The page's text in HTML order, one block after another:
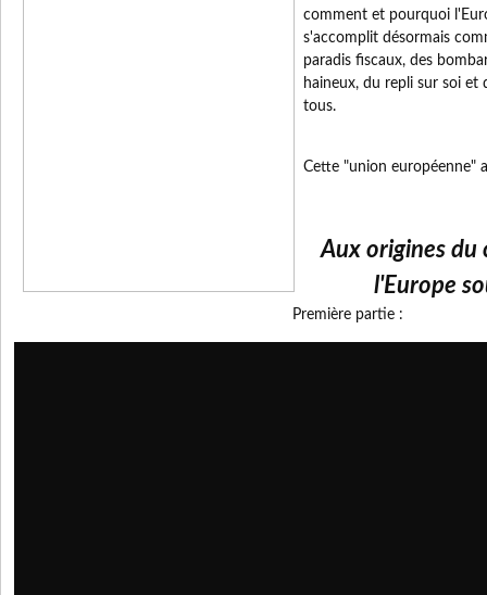
comment et pourquoi
s'accomplit désormais
paradis fiscaux, des
haineux, du repli sur soi et
tous.
Cette "union européenne"
Aux origines du
l'Europe
Première partie :